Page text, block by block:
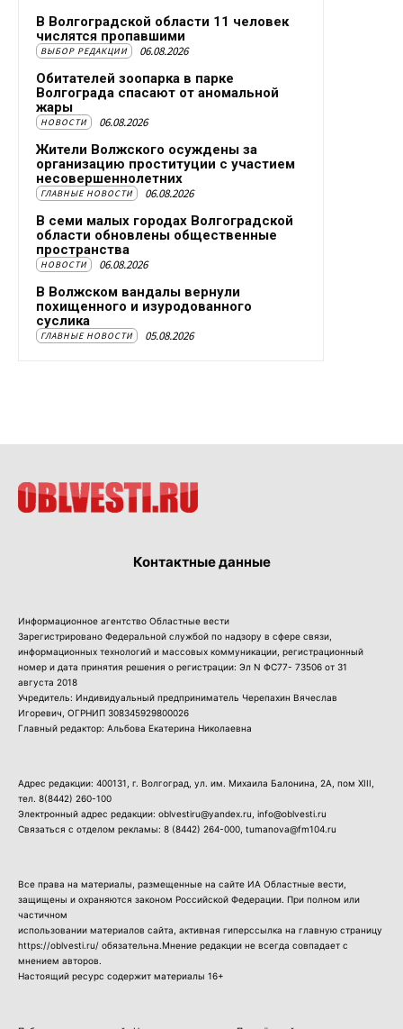
В Волгоградской области 11 человек
числятся пропавшими
ВЫБОР РЕДАКЦИИ 06.08.2026
Обитателей зоопарка в парке
Волгограда спасают от аномальной
жары
НОВОСТИ 06.08.2026
Жители Волжского осуждены за
организацию проституции с участием
несовершеннолетних
ГЛАВНЫЕ НОВОСТИ 06.08.2026
В семи малых городах Волгоградской
области обновлены общественные
пространства
НОВОСТИ 06.08.2026
В Волжском вандалы вернули
похищенного и изуродованного
суслика
ГЛАВНЫЕ НОВОСТИ 05.08.2026
Контактные данные
Информационное агентство Областные вести
Зарегистрировано Федеральной службой по надзору в сфере связи,
информационных технологий и массовых коммуникации, регистрационный
номер и дата принятия решения о регистрации: Эл N ФС77- 73506 от 31
августа 2018
Учредитель: Индивидуальный предприниматель Черепахин Вячеслав
Игоревич, ОГРНИП 308345929800026
Главный редактор: Альбова Екатерина Николаевна
Адрес редакции: 400131, г. Волгоград, ул. им. Михаила Балонина, 2А, пом XIII,
тел. 8(8442) 260-100
Электронный адрес редакции: oblvestiru@yandex.ru, info@oblvesti.ru
Связаться с отделом рекламы: 8 (8442) 264-000 , tumanova@fm104.ru
Все права на материалы, размещенные на сайте ИА Областные вести,
защищены и охраняются законом Российской Федерации. При полном или
частичном
использовании материалов сайта, активная гиперссылка на главную страницу
https://oblvesti.ru/ обязательна.Мнение редакции не всегда совпадает с
мнением авторов.
Настоящий ресурс содержит материалы 16+